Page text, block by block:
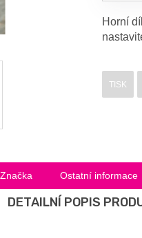
Horní
TISK
Značka Ostatní informace
DETAILNÍ POPIS